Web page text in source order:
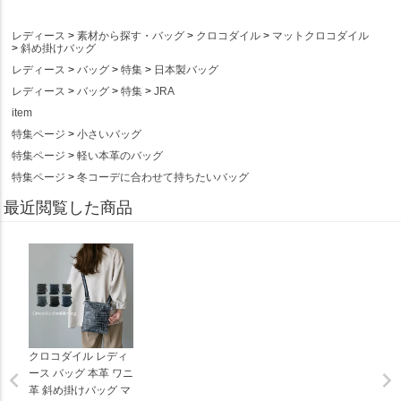
レディース 素材から探す・バッグ クロコダイル
マットクロコダイル
斜め掛けバッグ
レディース
バッグ 特集
日本製バッグ
レディース
バッグ 特集
JRA
item
特集ページ
小さいバッグ
特集ページ
軽い本革のバッグ
特集ページ
冬コーデに合わせて持ちたいバッグ
最近閲覧した商品
クロコダイル レディ
ース バッグ 本革 ワニ
革 斜め掛けバッグ マ